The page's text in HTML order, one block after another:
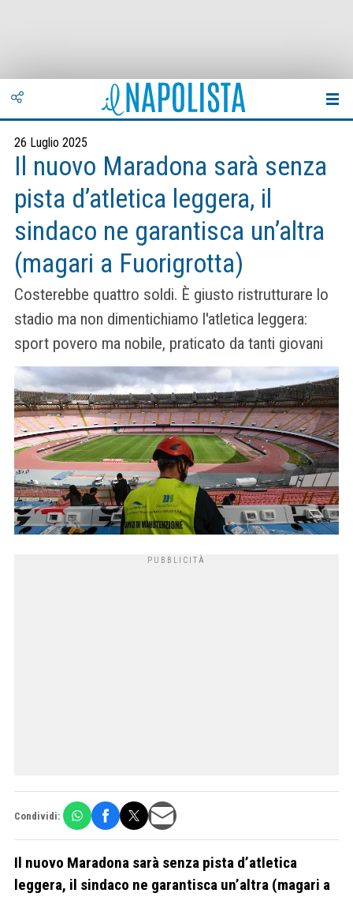
26 Luglio 2025
Il nuovo Maradona sarà senza
pista d’atletica leggera, il
sindaco ne garantisca un’altra
(magari a Fuorigrotta)
Costerebbe quattro soldi. È giusto ristrutturare lo
stadio ma non dimentichiamo l'atletica leggera:
sport povero ma nobile, praticato da tanti giovani
Condividi:
Il nuovo Maradona sarà senza pista d’atletica
leggera, il sindaco ne garantisca un’altra (magari a